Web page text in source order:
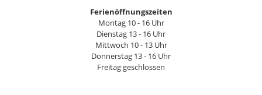
Ferienöffnungszeiten
Montag 10 - 16 Uhr
Dienstag 13 - 16 Uhr
Mittwoch 10 - 13 Uhr
Donnerstag 13 - 16 Uhr
Freitag geschlossen